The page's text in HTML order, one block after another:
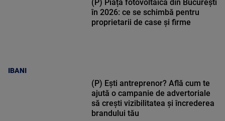
IBANI
(P) Piața fotovoltaică din București
în 2026: ce se schimbă pentru
proprietarii de case și firme
(P) Ești antreprenor? Află cum te
ajută o campanie de advertoriale
să crești vizibilitatea și încrederea
brandului tău